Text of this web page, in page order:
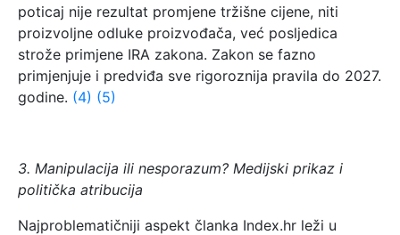
poticaj nije rezultat promjene tržišne cijene, niti
proizvoljne odluke proizvođača, već posljedica
strože primjene IRA zakona. Zakon se fazno
primjenjuje i predviđa sve rigoroznija pravila do 2027.
godine. (4) (5)
3. Manipulacija ili nesporazum? Medijski prikaz i
politička atribucija
Najproblematičniji aspekt članka Index.hr leži u